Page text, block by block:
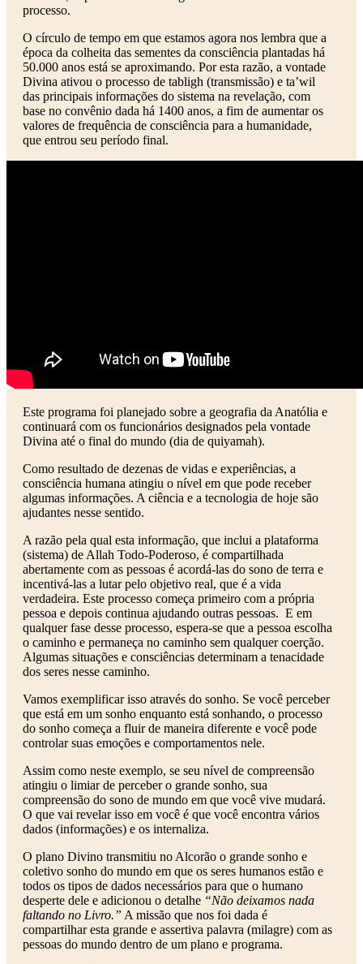
processo.
O círculo de tempo em que estamos agora nos lembra que a
época da colheita das sementes da consciência plantadas há
50.000 anos está se aproximando. Por esta razão, a vontade
Divina ativou o processo de tabligh (transmissão) e ta’wil
das principais informações do sistema na revelação, com
base no convênio dada há 1400 anos, a fim de aumentar os
valores de frequência de consciência para a humanidade,
que entrou seu período final.
Este programa foi planejado sobre a geografia da Anatólia e
continuará com os funcionários designados pela vontade
Divina até o final do mundo (dia de quiyamah).
Como resultado de dezenas de vidas e experiências, a
consciência humana atingiu o nível em que pode receber
algumas informações. A ciência e a tecnologia de hoje são
ajudantes nesse sentido.
A razão pela qual esta informação, que inclui a plataforma
(sistema) de Allah Todo-Poderoso, é compartilhada
abertamente com as pessoas é acordá-las do sono de terra e
incentivá-las a lutar pelo objetivo real, que é a vida
verdadeira. Este processo começa primeiro com a própria
pessoa e depois continua ajudando outras pessoas. E em
qualquer fase desse processo, espera-se que a pessoa escolha
o caminho e permaneça no caminho sem qualquer coerção.
Algumas situações e consciências determinam a tenacidade
dos seres nesse caminho.
Vamos exemplificar isso através do sonho. Se você perceber
que está em um sonho enquanto está sonhando, o processo
do sonho começa a fluir de maneira diferente e você pode
controlar suas emoções e comportamentos nele.
Assim como neste exemplo, se seu nível de compreensão
atingiu o limiar de perceber o grande sonho, sua
compreensão do sono de mundo em que você vive mudará.
O que vai revelar isso em você é que você encontra vários
dados (informações) e os internaliza.
O plano Divino transmitiu no Alcorão o grande sonho e
coletivo sonho do mundo em que os seres humanos estão e
todos os tipos de dados necessários para que o humano
desperte dele e adicionou o detalhe “Não deixamos nada
faltando no Livro.” A missão que nos foi dada é
compartilhar esta grande e assertiva palavra (milagre) com as
pessoas do mundo dentro de um plano e programa.